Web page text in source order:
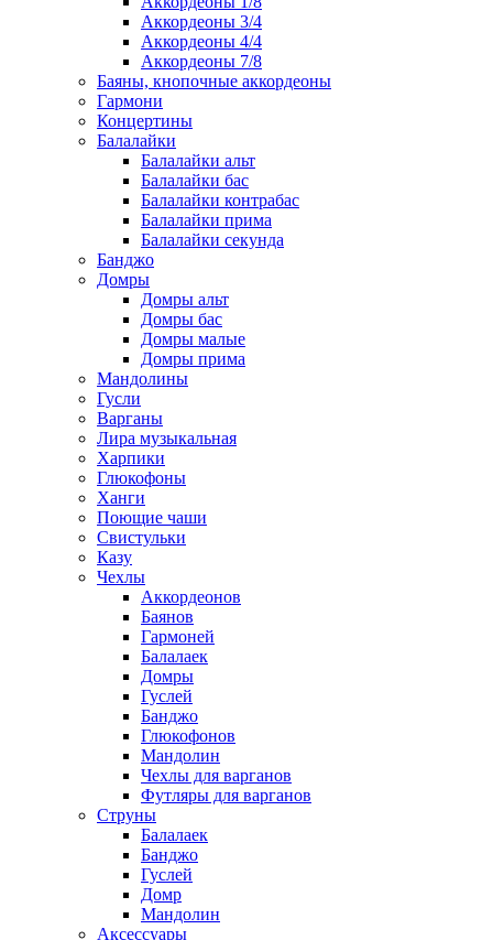
Аккордеоны 3/4
Аккордеоны 4/4
Аккордеоны 7/8
Баяны, кнопочные аккордеоны
Гармони
Концертины
Балалайки
Балалайки альт
Балалайки бас
Балалайки контрабас
Балалайки прима
Балалайки секунда
Банджо
Домры
Домры альт
Домры бас
Домры малые
Домры прима
Мандолины
Гусли
Варганы
Лира музыкальная
Харпики
Глюкофоны
Ханги
Поющие чаши
Свистульки
Казу
Чехлы
Аккордеонов
Баянов
Гармоней
Балалаек
Домры
Гуслей
Банджо
Глюкофонов
Мандолин
Чехлы для варганов
Футляры для варганов
Струны
Балалаек
Банджо
Гуслей
Домр
Мандолин
Аксессуары